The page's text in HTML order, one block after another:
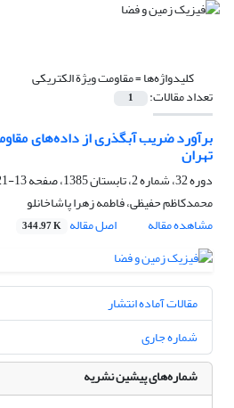
کلیدواژه‌ها =مقاومت ویژة الکتریکی
تعداد مقالات: 1
برآورد ضریب آبگذری از داده‌های
تهران
دوره 32، شماره 2، تابستان 1385، صفحه
13-21
محمدکاظم حفیظی، فاطمه زهرا پاشاخانلو
مشاهده مقاله
اصل مقاله 344.97 K
مقالات آماده انتشار
شماره جاری
شماره‌های پیشین نشریه